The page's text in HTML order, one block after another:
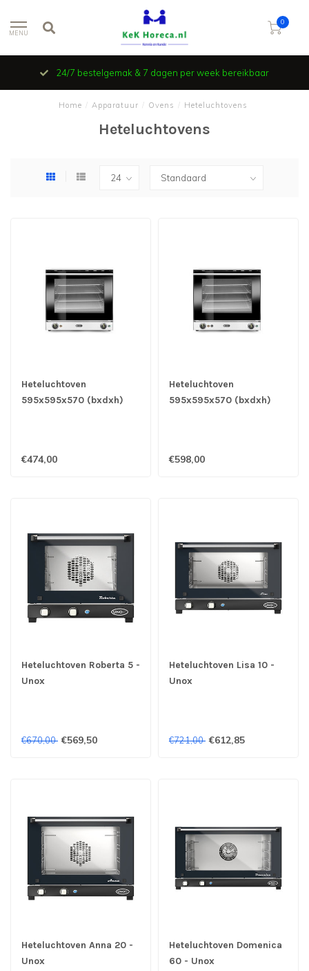
MENU
0
24/7 bestelgemak & 7 dagen per week bereikbaar
Home Apparatuur Ovens Heteluchtovens
Heteluchtovens
Heteluchtoven
595x595x570 (bxdxh)
€474,00
Heteluchtoven
595x595x570 (bxdxh)
€598,00
Heteluchtoven Roberta 5 -
Unox
€670,00 €569,50
Heteluchtoven Lisa 10 -
Unox
€721,00 €612,85
Heteluchtoven Anna 20 -
Unox
Heteluchtoven Domenica
60 - Unox